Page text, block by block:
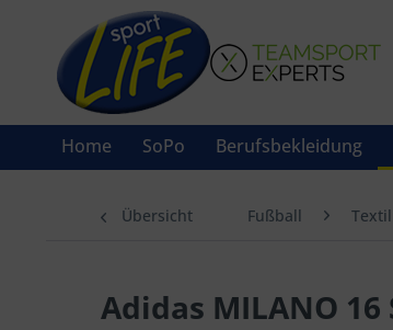
Home SoPo Berufsbekleidung
Übersicht Fußball
Adidas MILANO 16